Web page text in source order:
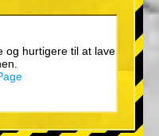
og hurtigere til at lave